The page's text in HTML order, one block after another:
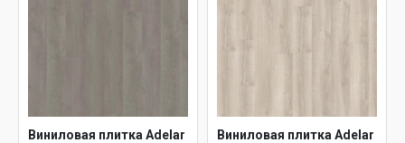
Виниловая плитка Adelar
Виниловая плитка Adelar